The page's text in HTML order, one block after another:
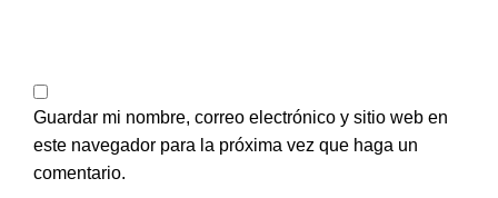
Guardar mi nombre, correo electrónico y sitio web en
este navegador para la próxima vez que haga un
comentario.